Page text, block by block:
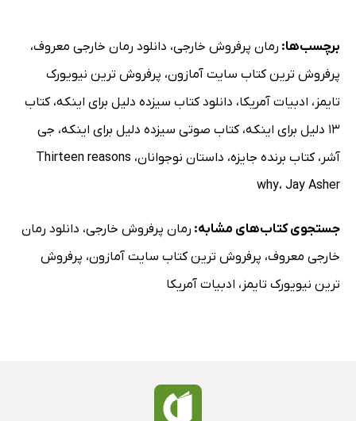
برچسب‌ها: رمان پرفروش خارجی، دانلود رمان خارجی معروف،
پرفروش ترین کتاب سایت آمازون، پرفروش ترین نیویورک
تایمز ، ادبیات آمریکا، دانلود کتاب سیزده دلیل برای اینکه،کتاب
13 دلیل برای اینکه
،کتاب صوتی سیزده دلیل برای اینکه، جی
آشر ،کتاب برنده جایزه، داستان نوجوانان، Thirteen reasons
why، Jay Asher
جستجوی کتاب‌های مشابه: رمان پرفروش خارجی، دانلود رمان
خارجی معروف، پرفروش ترین کتاب سایت آمازون، پرفروش
ترین نیویورک تایمز ، ادبیات آمریکا